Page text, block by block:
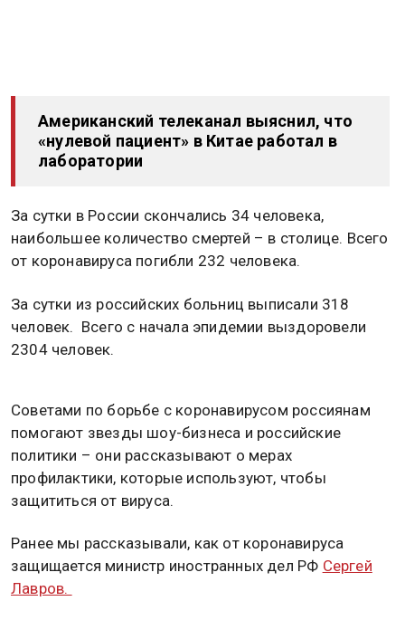
Американский телеканал выяснил, что
«нулевой пациент» в Китае работал в
лаборатории
За сутки в России скончались 34 человека,
наибольшее количество смертей – в столице. Всего
от коронавируса погибли 232 человека.
За сутки из российских больниц выписали 318
человек. Всего с начала эпидемии выздоровели
2304 человек.
Советами по борьбе с коронавирусом россиянам
помогают звезды шоу-бизнеса и российские
политики – они рассказывают о мерах
профилактики, которые используют, чтобы
защититься от вируса.
Ранее мы рассказывали, как от коронавируса
защищается министр иностранных дел РФ Сергей
Лавров.